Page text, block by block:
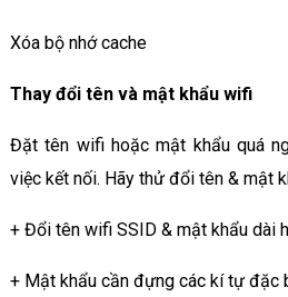
Xóa bộ nhớ cache
Thay đổi tên và mật khẩu wifi
Đặt tên wifi hoặc mật khẩu quá
việc kết nối. Hãy thử đổi tên & mật
+ Đổi tên wifi SSID & mật khẩu dài
+ Mật khẩu cần đựng các kí tự đặc